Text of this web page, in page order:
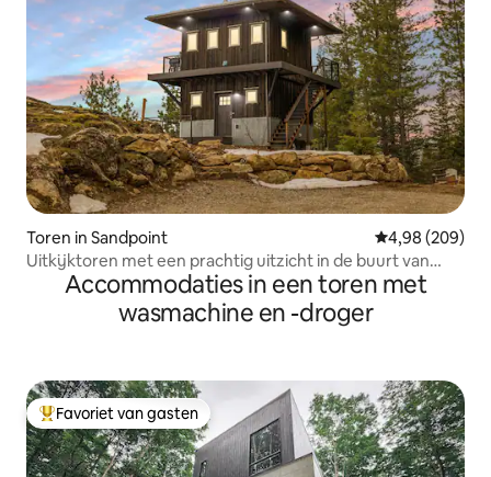
Toren in Sandpoint Gemiddelde
4,98 (209)
Uitkijktoren met een prachtig uitzicht in de buurt van
Schweitzer!
Accommodaties in een toren met
wasmachine en -droger
Topfavoriet van gasten
Favoriet van gasten